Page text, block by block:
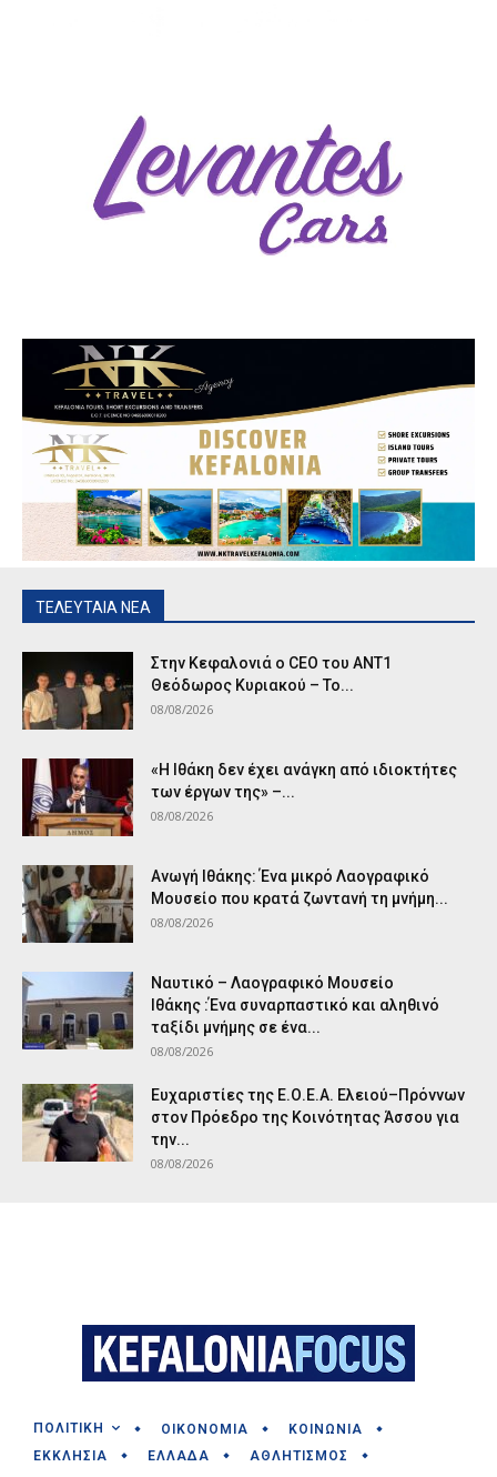
ΤΕΛΕΥΤΑΙΑ ΝΕΑ
Στην Κεφαλονιά ο CEO του ANT1
Θεόδωρος Κυριακού – Το...
08/08/2026
«Η Ιθάκη δεν έχει ανάγκη από ιδιοκτήτες
των έργων της» –...
08/08/2026
Ανωγή Ιθάκης: Ένα μικρό Λαογραφικό
Μουσείο που κρατά ζωντανή τη μνήμη...
08/08/2026
Ναυτικό – Λαογραφικό Μουσείο
Ιθάκης :Ένα συναρπαστικό και αληθινό
ταξίδι μνήμης σε ένα...
08/08/2026
Ευχαριστίες της Ε.Ο.Ε.Α. Ελειού–Πρόννων
στον Πρόεδρο της Κοινότητας Άσσου για
την...
08/08/2026
ΠΟΛΙΤΙΚΗ ΟΙΚΟΝΟΜΙΑ
ΚΟΙΝΩΝΙΑ
ΕΚΚΛΗΣΙΑ
ΕΛΛΑΔΑ
ΑΘΛΗΤΙΣΜΟΣ